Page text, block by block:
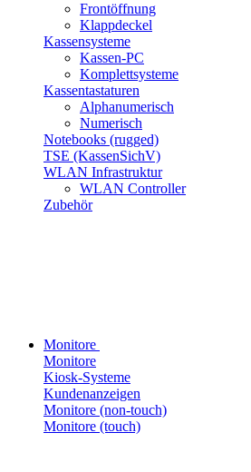
Frontöffnung
Klappdeckel
Kassensysteme
Kassen-PC
Komplettsysteme
Kassentastaturen
Alphanumerisch
Numerisch
Notebooks (rugged)
TSE (KassenSichV)
WLAN Infrastruktur
WLAN Controller
Zubehör
Monitore
Monitore
Kiosk-Systeme
Kundenanzeigen
Monitore (non-touch)
Monitore (touch)